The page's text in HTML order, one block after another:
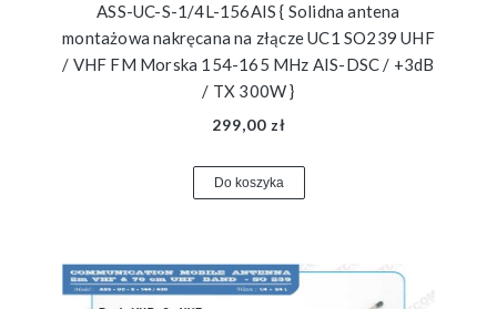
ASS-UC-S-1/4L-156AIS { Solidna antena
montażowa nakręcana na złącze UC1 SO239 UHF
/ VHF FM Morska 154-165 MHz AIS-DSC / +3dB
/ TX 300W }
299,00 zł
Do koszyka